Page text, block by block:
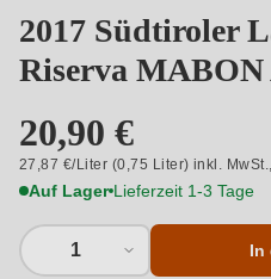
2017 Südtiroler
Riserva
20,90 €
27,87 €/Liter (0,75 Liter) inkl.
Auf Lager Lieferzeit 1-3 Tage
1 In